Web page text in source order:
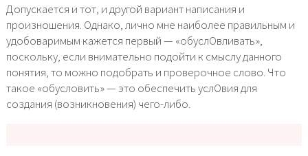
Допускается и тот, и другой вариант написания и
произношения. Однако, лично мне наиболее правильным и
удобоваримым кажется первый — «обуслОвливать»,
поскольку, если внимательно подойти к смыслу данного
понятия, то можно подобрать и проверочное слово. Что
такое «обусловить» — это обеспечить услОвия для
создания (возникновения) чего-либо.